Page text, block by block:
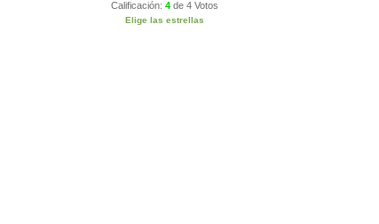
Calificación: 4 de 4 Votos
Elige las estrellas